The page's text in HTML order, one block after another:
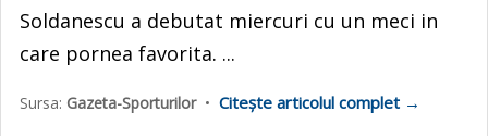
Soldanescu a debutat miercuri cu un meci in
care pornea favorita. ...
Sursa: Gazeta-Sporturilor• Citește articolul complet →